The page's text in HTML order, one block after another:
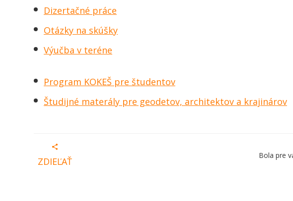
Dizertačné práce
Otázky na skúšky
Výučba v teréne
Program KOKEŠ pre študentov
Študijné materály pre geodetov, architektov a krajinárov
ZDIEĽAŤ
Bola pre